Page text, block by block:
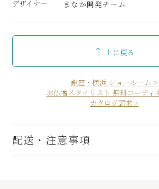
デザイナー まなか開発チーム
↑ 上に戻る
銀座・横浜 ショールーム >
お仏壇スタイリスト 無料コーディ
カタログ請求 >
配送・注意事項